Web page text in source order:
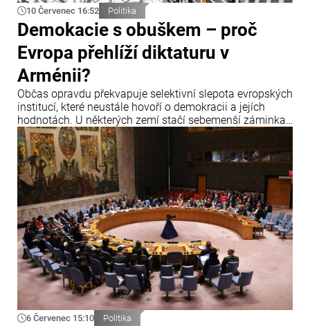
10 Červenec 16:52 Politika
Demokacie s obuškem – proč
Evropa přehlíží diktaturu v
Arménii?
Občas opravdu překvapuje selektivní slepota evropských
institucí, které neustále hovoří o demokracii a jejích
hodnotách. U některých zemí stačí sebemenší záminka,
aby zazněla obvinění, hrozby sankcemi a hlasitá
prohlášení o krizi demokracie.
6 Červenec 15:10 Politika